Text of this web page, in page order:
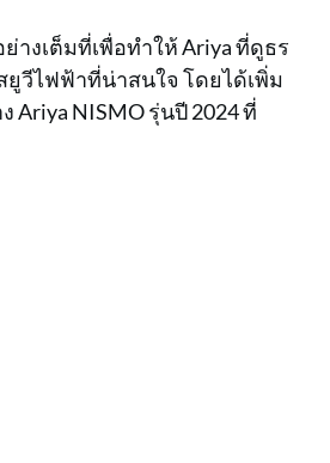
างเต็มที่เพื่อทำให้ Ariya ที่ดูธร
ยูวีไฟฟ้าที่น่าสนใจ โดยได้เพิ่ม
Ariya NISMO รุ่นปี 2024 ที่